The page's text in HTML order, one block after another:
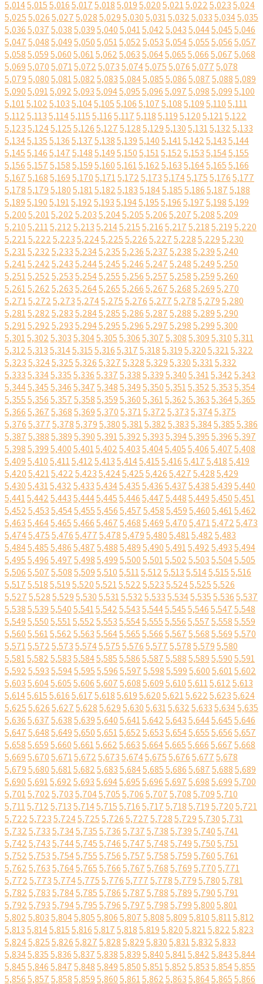
5,0145,0155,0165,0175,0185,0195,0205,0215,0225,0235,024
5,0255,0265,0275,0285,0295,0305,0315,0325,0335,0345,035
5,0365,0375,0385,0395,0405,0415,0425,0435,0445,0455,046
5,0475,0485,0495,0505,0515,0525,0535,0545,0555,0565,057
5,0585,0595,0605,0615,0625,0635,0645,0655,0665,0675,068
5,0695,0705,0715,0725,0735,0745,0755,0765,0775,078
5,0795,0805,0815,0825,0835,0845,0855,0865,0875,0885,089
5,0905,0915,0925,0935,0945,0955,0965,0975,0985,0995,100
5,1015,1025,1035,1045,1055,1065,1075,1085,1095,1105,111
5,1125,1135,1145,1155,1165,1175,1185,1195,1205,1215,122
5,1235,1245,1255,1265,1275,1285,1295,1305,1315,1325,133
5,1345,1355,1365,1375,1385,1395,1405,1415,1425,1435,144
5,1455,1465,1475,1485,1495,1505,1515,1525,1535,1545,155
5,1565,1575,1585,1595,1605,1615,1625,1635,1645,1655,166
5,1675,1685,1695,1705,1715,1725,1735,1745,1755,1765,177
5,1785,1795,1805,1815,1825,1835,1845,1855,1865,1875,188
5,1895,1905,1915,1925,1935,1945,1955,1965,1975,1985,199
5,2005,2015,2025,2035,2045,2055,2065,2075,2085,209
5,2105,2115,2125,2135,2145,2155,2165,2175,2185,2195,220
5,2215,2225,2235,2245,2255,2265,2275,2285,2295,230
5,2315,2325,2335,2345,2355,2365,2375,2385,2395,240
5,2415,2425,2435,2445,2455,2465,2475,2485,2495,250
5,2515,2525,2535,2545,2555,2565,2575,2585,2595,260
5,2615,2625,2635,2645,2655,2665,2675,2685,2695,270
5,2715,2725,2735,2745,2755,2765,2775,2785,2795,280
5,2815,2825,2835,2845,2855,2865,2875,2885,2895,290
5,2915,2925,2935,2945,2955,2965,2975,2985,2995,300
5,3015,3025,3035,3045,3055,3065,3075,3085,3095,3105,311
5,3125,3135,3145,3155,3165,3175,3185,3195,3205,3215,322
5,3235,3245,3255,3265,3275,3285,3295,3305,3315,332
5,3335,3345,3355,3365,3375,3385,3395,3405,3415,3425,343
5,3445,3455,3465,3475,3485,3495,3505,3515,3525,3535,354
5,3555,3565,3575,3585,3595,3605,3615,3625,3635,3645,365
5,3665,3675,3685,3695,3705,3715,3725,3735,3745,375
5,3765,3775,3785,3795,3805,3815,3825,3835,3845,3855,386
5,3875,3885,3895,3905,3915,3925,3935,3945,3955,3965,397
5,3985,3995,4005,4015,4025,4035,4045,4055,4065,4075,408
5,4095,4105,4115,4125,4135,4145,4155,4165,4175,4185,419
5,4205,4215,4225,4235,4245,4255,4265,4275,4285,429
5,4305,4315,4325,4335,4345,4355,4365,4375,4385,4395,440
5,4415,4425,4435,4445,4455,4465,4475,4485,4495,4505,451
5,4525,4535,4545,4555,4565,4575,4585,4595,4605,4615,462
5,4635,4645,4655,4665,4675,4685,4695,4705,4715,4725,473
5,4745,4755,4765,4775,4785,4795,4805,4815,4825,483
5,4845,4855,4865,4875,4885,4895,4905,4915,4925,4935,494
5,4955,4965,4975,4985,4995,5005,5015,5025,5035,5045,505
5,5065,5075,5085,5095,5105,5115,5125,5135,5145,5155,516
5,5175,5185,5195,5205,5215,5225,5235,5245,5255,526
5,5275,5285,5295,5305,5315,5325,5335,5345,5355,5365,537
5,5385,5395,5405,5415,5425,5435,5445,5455,5465,5475,548
5,5495,5505,5515,5525,5535,5545,5555,5565,5575,5585,559
5,5605,5615,5625,5635,5645,5655,5665,5675,5685,5695,570
5,5715,5725,5735,5745,5755,5765,5775,5785,5795,580
5,5815,5825,5835,5845,5855,5865,5875,5885,5895,5905,591
5,5925,5935,5945,5955,5965,5975,5985,5995,6005,6015,602
5,6035,6045,6055,6065,6075,6085,6095,6105,6115,6125,613
5,6145,6155,6165,6175,6185,6195,6205,6215,6225,6235,624
5,6255,6265,6275,6285,6295,6305,6315,6325,6335,6345,635
5,6365,6375,6385,6395,6405,6415,6425,6435,6445,6455,646
5,6475,6485,6495,6505,6515,6525,6535,6545,6555,6565,657
5,6585,6595,6605,6615,6625,6635,6645,6655,6665,6675,668
5,6695,6705,6715,6725,6735,6745,6755,6765,6775,678
5,6795,6805,6815,6825,6835,6845,6855,6865,6875,6885,689
5,6905,6915,6925,6935,6945,6955,6965,6975,6985,6995,700
5,7015,7025,7035,7045,7055,7065,7075,7085,7095,710
5,7115,7125,7135,7145,7155,7165,7175,7185,7195,7205,721
5,7225,7235,7245,7255,7265,7275,7285,7295,7305,731
5,7325,7335,7345,7355,7365,7375,7385,7395,7405,741
5,7425,7435,7445,7455,7465,7475,7485,7495,7505,751
5,7525,7535,7545,7555,7565,7575,7585,7595,7605,761
5,7625,7635,7645,7655,7665,7675,7685,7695,7705,771
5,7725,7735,7745,7755,7765,7775,7785,7795,7805,781
5,7825,7835,7845,7855,7865,7875,7885,7895,7905,791
5,7925,7935,7945,7955,7965,7975,7985,7995,8005,801
5,8025,8035,8045,8055,8065,8075,8085,8095,8105,8115,812
5,8135,8145,8155,8165,8175,8185,8195,8205,8215,8225,823
5,8245,8255,8265,8275,8285,8295,8305,8315,8325,833
5,8345,8355,8365,8375,8385,8395,8405,8415,8425,8435,844
5,8455,8465,8475,8485,8495,8505,8515,8525,8535,8545,855
5,8565,8575,8585,8595,8605,8615,8625,8635,8645,8655,866